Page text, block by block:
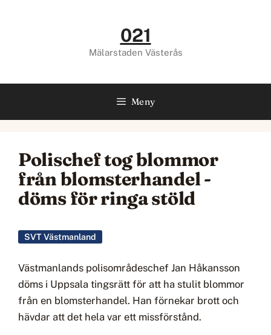
021
Mälarstaden Västerås
Meny
Polischef tog blommor
från blomsterhandel -
döms för ringa stöld
SVT Västmanland
Västmanlands polisområdeschef Jan Håkansson
döms i Uppsala tingsrätt för att ha stulit blommor
från en blomsterhandel. Han förnekar brott och
hävdar att det hela var ett missförstånd.